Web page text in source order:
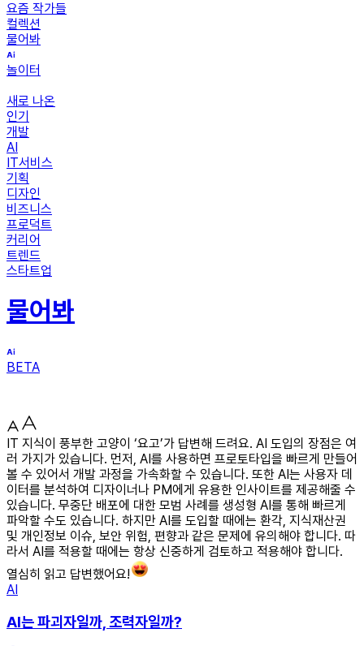
요즘 작가들
컬렉션
물어봐
놀이터
새로 나온
인기
개발
AI
IT서비스
기획
디자인
비즈니스
프로덕트
커리어
트렌드
스타트업
물어봐
BETA
IT 지식이 풍부한 고양이 ‘요고’가 답변해 드려요. AI 도입의 장점은 여
러 가지가 있습니다. 먼저, AI를 사용하면 프로토타입을 빠르게 만들어
볼 수 있어서 개발 과정을 가속화할 수 있습니다. 또한 AI는 사용자 데
이터를 분석하여 디자이너나 PM에게 유용한 인사이트를 제공해줄 수
있습니다. 무중단 배포에 대한 모범 사례를 생성형 AI를 통해 빠르게
파악할 수도 있습니다. 하지만 AI를 도입할 때에는 환각, 지식재산권
및 개인정보 이슈, 보안 위험, 편향과 같은 문제에 유의해야 합니다. 따
라서 AI를 적용할 때에는 항상 신중하게 검토하고 적용해야 합니다.
열심히 읽고 답변했어요!
AI
AI는 파괴자일까, 조력자일까?